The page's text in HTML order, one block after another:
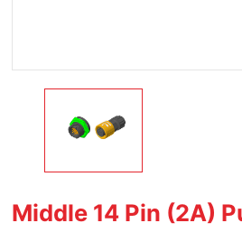
Middle 14 Pin (2A)